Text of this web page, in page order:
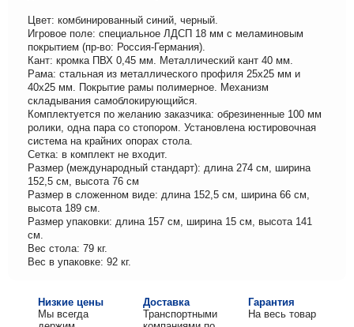
Цвет: комбинированный синий, черный.
Игровое поле: специальное ЛДСП 18 мм с меламиновым
покрытием (пр-во: Россия-Германия).
Кант: кромка ПВХ 0,45 мм. Металлический кант 40 мм.
Рама: стальная из металлического профиля 25х25 мм и
40х25 мм. Покрытие рамы полимерное. Механизм
складывания самоблокирующийся.
Комплектуется по желанию заказчика: обрезиненные 100 мм
ролики, одна пара со стопором. Установлена юстировочная
система на крайних опорах стола.
Сетка: в комплект не входит.
Размер (международный стандарт): длина 274 см, ширина
152,5 см, высота 76 см
Размер в сложенном виде: длина 152,5 см, ширина 66 см,
высота 189 см.
Размер упаковки: длина 157 см, ширина 15 см, высота 141
см.
Вес стола: 79 кг.
Вес в упаковке: 92 кг.
Низкие цены
Мы всегда
Доставка
Транспортными
Гарантия
На весь товар